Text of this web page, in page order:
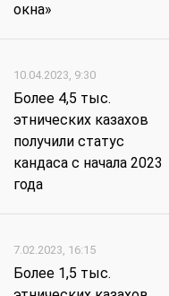
окна»
10.04.2023, 9:30
Более 4,5 тыс.
этнических казахов
получили статус
кандаса с начала 2023
года
7.02.2023, 16:15
Более 1,5 тыс.